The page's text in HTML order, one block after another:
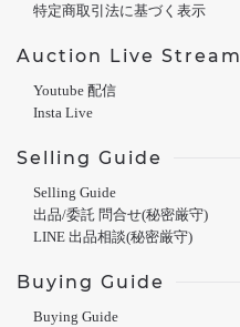
特定商取引法に基づく表示
Auction Live Stream
Youtube 配信
Insta Live
Selling Guide
Selling Guide
出品/委託 問合せ(秘密厳守)
LINE 出品相談(秘密厳守)
Buying Guide
Buying Guide